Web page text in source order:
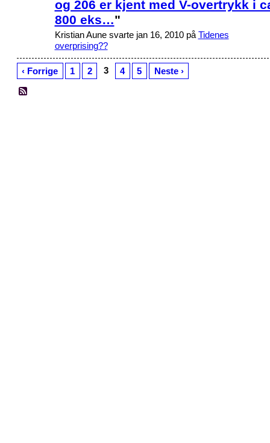
og 206 er kjent med V-overtrykk i
800 eks…"
Kristian Aune svarte jan 16, 2010 på Tidenes
overprising??
‹ Forrige 1 2 3 4 5 Neste ›